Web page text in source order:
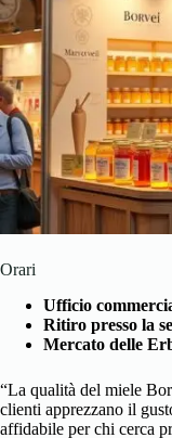
Orari
Ufficio
Ritiro presso la
Mercato delle
“La qualità del miele
clienti apprezzano il
affidabile per chi cerca